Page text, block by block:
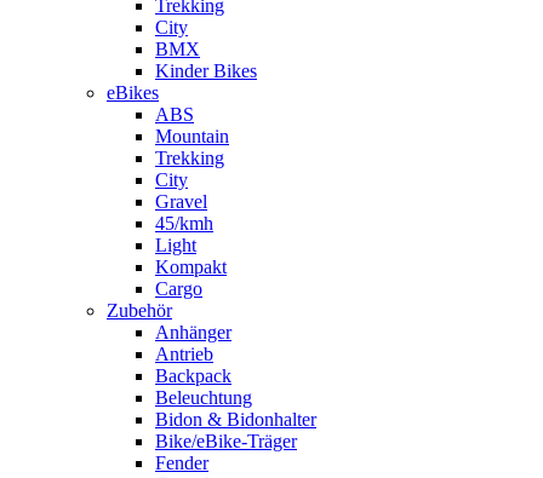
Trekking
City
BMX
Kinder Bikes
eBikes
ABS
Mountain
Trekking
City
Gravel
45/kmh
Light
Kompakt
Cargo
Zubehör
Anhänger
Antrieb
Backpack
Beleuchtung
Bidon & Bidonhalter
Bike/eBike-Träger
Fender